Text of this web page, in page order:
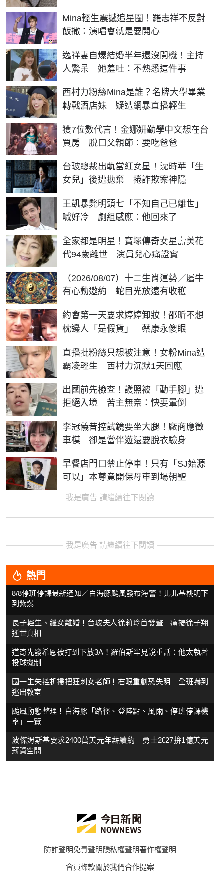
Mina輕生震撼追星圈！羅志祥不反對
飯撒：演唱會就是要開心
逸祥妻自爆結婚半年還沒開機！主持
人驚呆 她羞吐：不熟悉這件事
西村力粉絲Mina是誰？名牌大學畢業
轉戰酒店妹 疑遭網暴直播輕生
獲7位數代言！金娜妍勤學中文想在台
買房 脫口父親節：要吃爸爸
台玻總裁出軌當紅女星！沈時華「生
女兒」後遭拋棄 捲詐欺案神隱
王凱暴斃明頭七「不知自己已離世」
喊好冷 劇組感應：他回來了
全家都是明星！寶塚傳奇女星壽美花
代94歲離世 演員兒心痛證實
（2026/08/07）十二生肖運勢／屬牛
有心動邀約 蛇目光放遠有收穫
約會第一天要求婷婷卸妝！邵昕不想
枕邊人「是假貨」 蔡康永傻眼
直播批粉絲只想被注意！女粉Mina遭
霸凌輕生 西村力沉默1天回應
出國前先檢查！護照被「動手腳」遭
拒絕入境 苦主無奈：快要暈倒
李冠儀昔控試鏡要坐大腿！廠商應徵
車模 卻是當伴遊還要脫衣驗身
早餐店門口禁止停車！只有「SJ始源
可以」本尊竟開保母車到場朝聖
我是廣告 請繼續往下閱讀
我是廣告 請繼續往下閱讀
熱門
8/8停班停課最新通知／白海豚颱風發布海警！北北基桃明下
到紫爆
長子輕生、繼女離婚！台玻夫人徐莉玲首發聲 痛揭徐子翔
逝世真相
道奇先發希恩被打到下放3A！羅伯斯罕見說重話：他太執著
投球機制
國一生失控折掃把狂刺女老師！右眼重創恐失明 全班嚇到
逃出教室
颱風動態整理！白海豚「路徑、登陸點、風雨、停班停課機
率」一覽
波傑姆斯基要求2400萬美元年薪續約 勇士2027拚1億美元
薪資空間
防詐聲明免責聲明隱私權聲明著作權聲明
會員條款關於我們合作提案